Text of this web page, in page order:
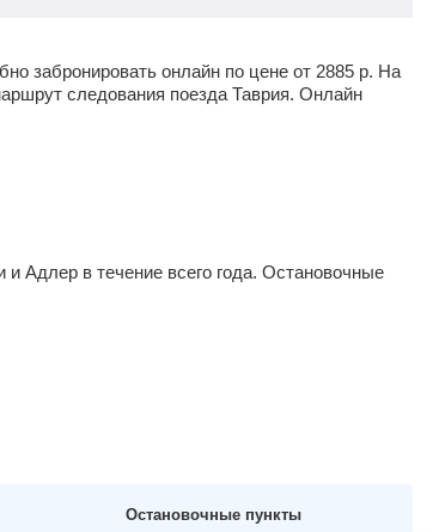
забронировать онлайн по цене от 2885 р. На
следования поезда Таврия. Онлайн
Адлер в течение всего года. Остановочные
Остановочные пункты